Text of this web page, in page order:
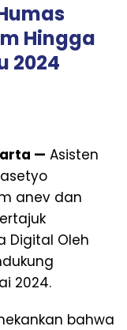
Hingga
2024
— Asisten
anev dan
Digital Oleh
2024.
bahwa